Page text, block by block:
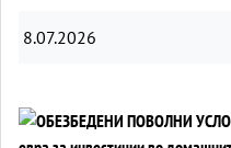
8.07.2026